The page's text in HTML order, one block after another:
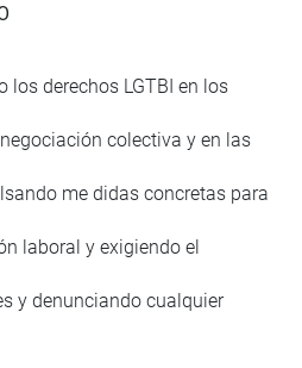
los derechos LGTBI en los
colectiva y en las
me didas concretas para
laboral y exigiendo el
y denunciando cualquier